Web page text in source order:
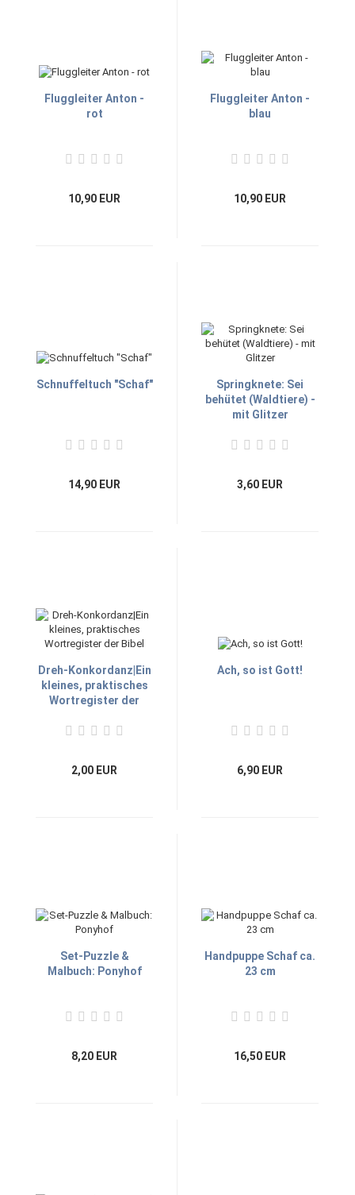
Fluggleiter Anton -
rot
10,90 EUR
Fluggleiter Anton -
blau
10,90 EUR
Schnuffeltuch "Schaf"
14,90 EUR
Springknete: Sei
behütet (Waldtiere) -
mit Glitzer
3,60 EUR
Dreh-Konkordanz|Ein
kleines, praktisches
Wortregister der
2,00 EUR
Ach, so ist Gott!
6,90 EUR
Set-Puzzle &
Malbuch: Ponyhof
8,20 EUR
Handpuppe Schaf ca.
23 cm
16,50 EUR